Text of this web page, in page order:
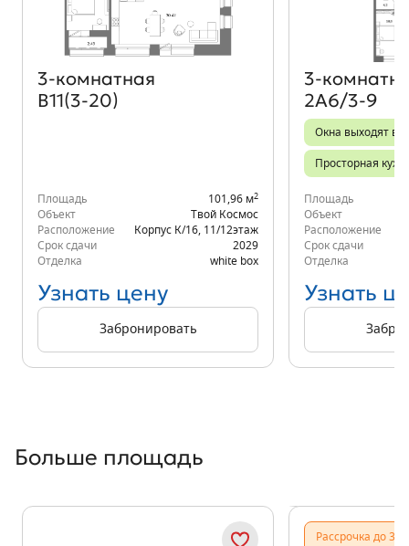
3‑комнатная
В11(3-20)
Площадь 101,96 м2
Объект
Твой Космос
Расположение
Корпус К/16 11/12этаж
Срок сдачи
2029
Отделка
white box
Узнать цену
Забронировать
2А6/3-9
Окна выходят во
Просторная
Площадь
Объект
Расположение
Срок сдачи
Отделка
Узнать
Больше площадь
Рассрочка до